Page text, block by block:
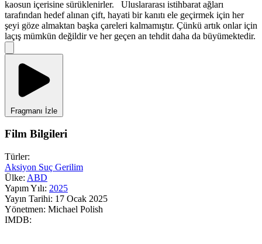
kaosun içerisine sürüklenirler. Uluslararası istihbarat ağları
tarafından hedef alınan çift, hayati bir kanıtı ele geçirmek için her
şeyi göze almaktan başka çareleri kalmamıştır. Çünkü artık onlar için
laçış mümkün değildir ve her geçen an tehdit daha da büyümektedir.
Fragmanı İzle
Film Bilgileri
Türler:
Aksiyon Suç Gerilim
Ülke: ABD
Yapım Yılı: 2025
Yayın Tarihi: 17 Ocak 2025
Yönetmen: Michael Polish
IMDB: